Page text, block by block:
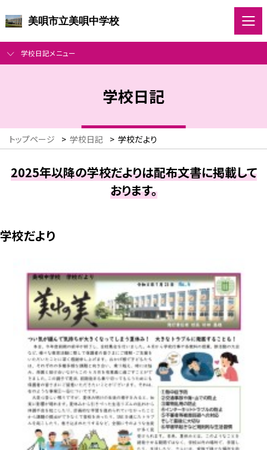
美唄市立美唄中学校
学校日記メニュー
学校日記
トップページ > 学校日記 > 学校だより
2025年以降の学校だよりは配布文書に掲載して
おります。
学校だより